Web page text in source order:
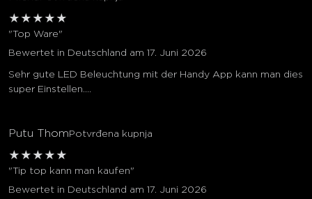
★ ★ ★ ★ ★
"Top Ware"
Bewertet in Deutschland am 17. Juni 2026
Sehr gute LED Beleuchtung mit der Handy App kann man dies
super Einstellen....
Putu Thom Potvrđena kupnja
★ ★ ★ ★ ★
"Tip top kann man kaufen"
Bewertet in Deutschland am 17. Juni 2026